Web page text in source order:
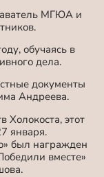
МГЮА и
обучаясь в
дела.
документы
Андреева.
этот
января.
был награжден
вместе»